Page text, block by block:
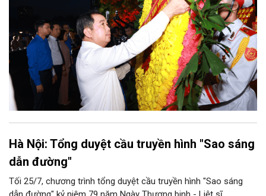
Hà Nội: Tổng duyệt cầu truyền hình "Sao sáng
dẫn đường"
Tối 25/7, chương trình tổng duyệt cầu truyền hình "Sao sáng